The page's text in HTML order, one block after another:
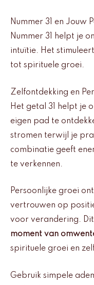
Nummer 31 en Jouw
Nummer 31 helpt je
intuïtie. Het
tot spirituele groei.
Zelfontdekking en
Het getal 31 helpt je
eigen pad te
stromen terwijl je
combinatie geeft
te verkennen.
Persoonlijke groei
vertrouwen op
voor verandering.
moment van
spirituele groei en
Gebruik simpele